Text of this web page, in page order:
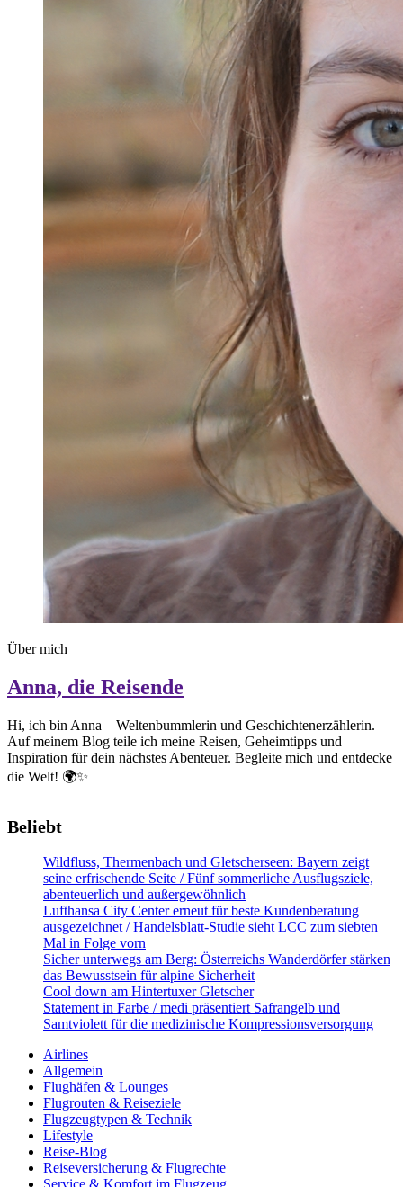
Über mich
Anna, die Reisende
Hi, ich bin Anna – Weltenbummlerin und Geschichtenerzählerin.
Auf meinem Blog teile ich meine Reisen, Geheimtipps und
Inspiration für dein nächstes Abenteuer. Begleite mich und entdecke
die Welt! 🌍✨
Beliebt
Wildfluss, Thermenbach und Gletscherseen: Bayern zeigt
seine erfrischende Seite / Fünf sommerliche Ausflugsziele,
abenteuerlich und außergewöhnlich
Lufthansa City Center erneut für beste Kundenberatung
ausgezeichnet / Handelsblatt-Studie sieht LCC zum siebten
Mal in Folge vorn
Sicher unterwegs am Berg: Österreichs Wanderdörfer stärken
das Bewusstsein für alpine Sicherheit
Cool down am Hintertuxer Gletscher
Statement in Farbe / medi präsentiert Safrangelb und
Samtviolett für die medizinische Kompressionsversorgung
Airlines
Allgemein
Flughäfen & Lounges
Flugrouten & Reiseziele
Flugzeugtypen & Technik
Lifestyle
Reise-Blog
Reiseversicherung & Flugrechte